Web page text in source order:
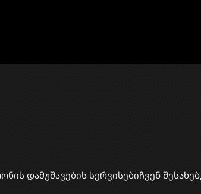
დამუშავების სერვისებიჩვენ შესახებ